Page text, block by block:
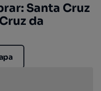
Santa Cruz
da